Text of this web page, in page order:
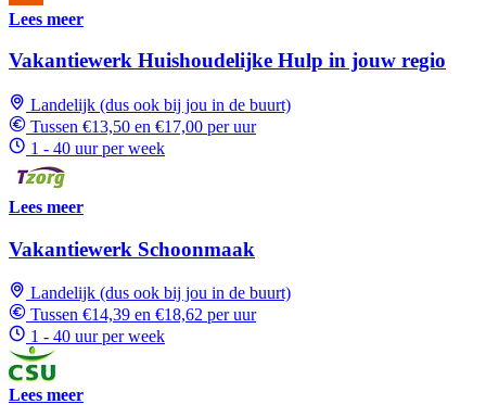
Lees meer
Vakantiewerk Huishoudelijke Hulp in jouw regio
Landelijk (dus ook bij jou in de buurt)
Tussen €13,50 en €17,00 per uur
1 - 40 uur per week
Lees meer
Vakantiewerk Schoonmaak
Landelijk (dus ook bij jou in de buurt)
Tussen €14,39 en €18,62 per uur
1 - 40 uur per week
Lees meer